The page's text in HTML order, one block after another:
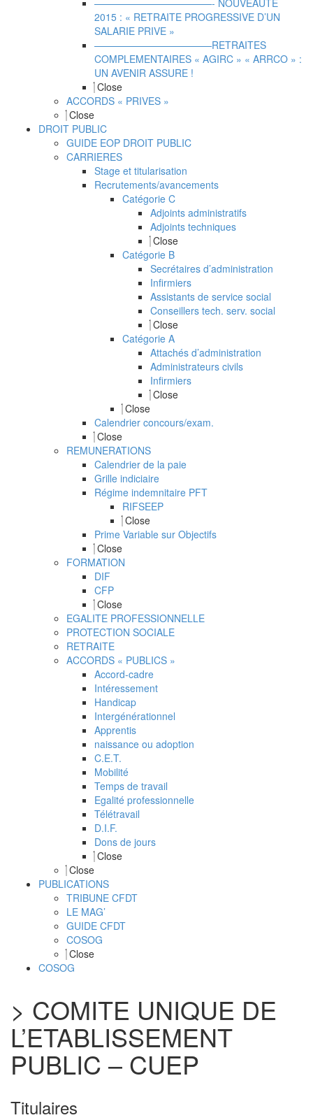
————————————- NOUVEAUTE
2015 : « RETRAITE PROGRESSIVE D’UN
SALARIE PRIVE »
————————————RETRAITES
COMPLEMENTAIRES « AGIRC » « ARRCO » :
UN AVENIR ASSURE !
Close
ACCORDS « PRIVES »
Close
DROIT PUBLIC
GUIDE EOP DROIT PUBLIC
CARRIERES
Stage et titularisation
Recrutements/avancements
Catégorie C
Adjoints administratifs
Adjoints techniques
Close
Catégorie B
Secrétaires d’administration
Infirmiers
Assistants de service social
Conseillers tech. serv. social
Close
Catégorie A
Attachés d’administration
Administrateurs civils
Infirmiers
Close
Close
Calendrier concours/exam.
Close
REMUNERATIONS
Calendrier de la paie
Grille indiciaire
Régime indemnitaire PFT
RIFSEEP
Close
Prime Variable sur Objectifs
Close
FORMATION
DIF
CFP
Close
EGALITE PROFESSIONNELLE
PROTECTION SOCIALE
RETRAITE
ACCORDS « PUBLICS »
Accord-cadre
Intéressement
Handicap
Intergénérationnel
Apprentis
naissance ou adoption
C.E.T.
Mobilité
Temps de travail
Egalité professionnelle
Télétravail
D.I.F.
Dons de jours
Close
Close
PUBLICATIONS
TRIBUNE CFDT
LE MAG’
GUIDE CFDT
COSOG
Close
COSOG
> COMITE UNIQUE DE
L’ETABLISSEMENT
PUBLIC – CUEP
Titulaires